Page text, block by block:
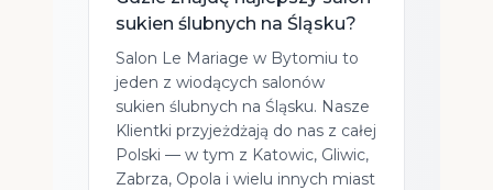
sukien ślubnych na Śląsku?
Salon Le Mariage w Bytomiu to
jeden z wiodących salonów
sukien ślubnych na Śląsku. Nasze
Klientki przyjeżdżają do nas z całej
Polski — w tym z Katowic, Gliwic,
Zabrza, Opola i wielu innych miast